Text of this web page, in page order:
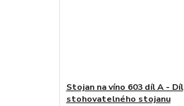
Stojan na víno 603 díl A - Díl
stohovatelného stojanu